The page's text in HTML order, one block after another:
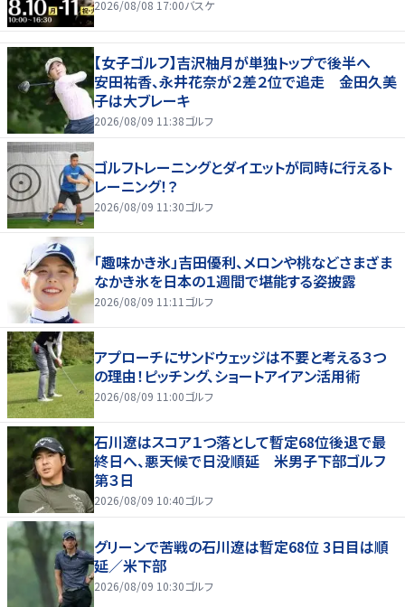
2026/08/08 17:00バスケ
【女子ゴルフ】吉沢柚月が単独トップで後半へ
安田祐香、永井花奈が２差２位で追走 金田久美
子は大ブレーキ
2026/08/09 11:38ゴルフ
ゴルフトレーニングとダイエットが同時に行えるト
レーニング！？
2026/08/09 11:30ゴルフ
「趣味かき氷」吉田優利、メロンや桃などさまざま
なかき氷を日本の１週間で堪能する姿披露
2026/08/09 11:11 ゴルフ
アプローチにサンドウェッジは不要と考える３つ
の理由！ピッチング、ショートアイアン活用術
2026/08/09 11:00ゴルフ
石川遼はスコア１つ落として暫定68位後退で最
終日へ、悪天候で日没順延 米男子下部ゴルフ
第３日
2026/08/09 10:40ゴルフ
グリーンで苦戦の石川遼は暫定68位 3日目は順
延／米下部
2026/08/09 10:30ゴルフ